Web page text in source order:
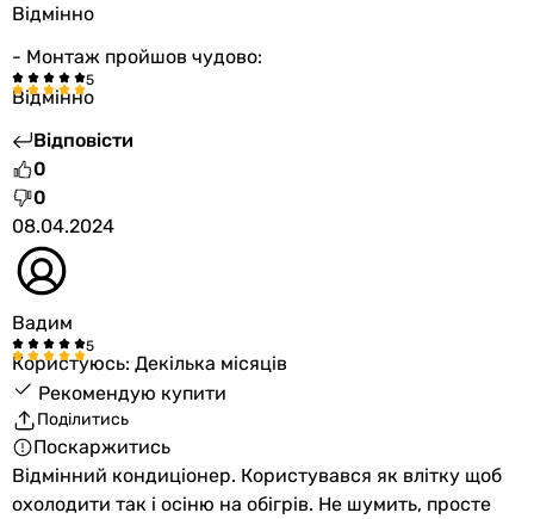
Відмінно
- Монтаж пройшов чудово:
Відмінно
Відповісти
0
0
08.04.2024
Вадим
Користуюсь: Декілька місяців
Рекомендую купити
Поділитись
Поскаржитись
Відмінний кондиціонер. Користувався як влітку щоб
охолодити так і осіню на обігрів. Не шумить, просте